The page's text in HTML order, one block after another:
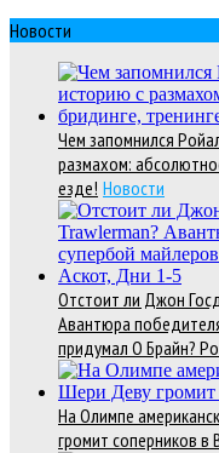
Новости
Чем запомнился
размахом:
езде! Новости
Отстоит ли Джон
Авантюра
придумал О Брайн?
На Олимпе
громит соперников